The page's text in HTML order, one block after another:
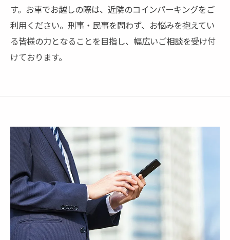
す。お車でお越しの際は、近隣のコインパーキングをご
利用ください。刑事・民事を問わず、お悩みを抱えてい
る皆様の力となることを目指し、幅広いご相談を受け付
けております。